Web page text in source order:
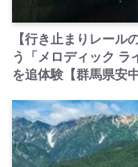
【行き止まりレール
う「メロディック ラ
を追体験【群馬県安